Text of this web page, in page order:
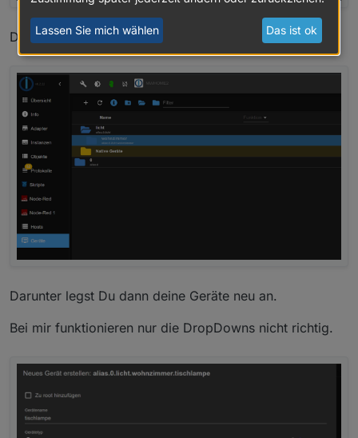
Du findest dann im Menü einen neuen Punkt Geräte
Darunter legst Du dann deine Geräte neu an.
Bei mir funktionieren nur die DropDowns nicht richtig.
Lassen Sie mich wählen Das ist ok